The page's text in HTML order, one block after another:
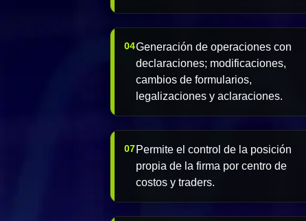
04Generación de operaciones con
declaraciones; modificaciones,
cambios de formularios,
legalizaciones y aclaraciones.
07Permite el control de la posición
propia de la firma por centro de
costos y traders.